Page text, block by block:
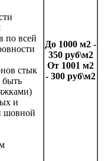
по всей
стык
и
шовной
До 1000 м2 -
350 руб\м2
От 1001 м2
- 300 руб\м2